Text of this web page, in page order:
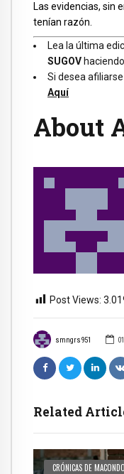
smngrs951
Related
CRÓNICAS DE MACONDO
Las evidencias, sin
tenían razón.
Lea la última
SUGOV haciendo
Si desea afiliarse
Aquí
About
Post Views: